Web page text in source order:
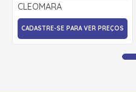
CLEOMARA
CADASTRE-SE PARA VER PREÇOS